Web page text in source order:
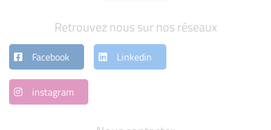
Retrouvez nous sur nos réseaux
Facebook Linkedin
instagram